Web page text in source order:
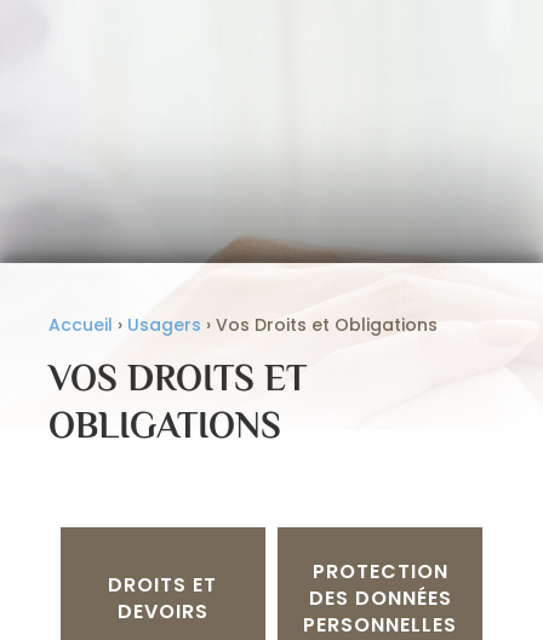
Accueil › Usagers › Vos Droits et Obligations
VOS DROITS ET
OBLIGATIONS
DROITS ET
DEVOIRS
PROTECTION
DES DONNÉES
PERSONNELLES